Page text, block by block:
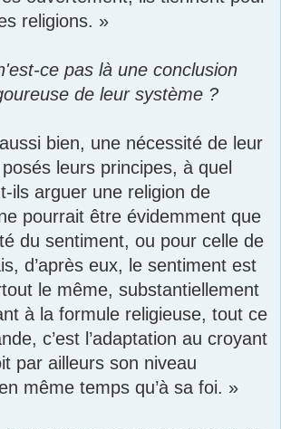
religions. »
ce pas là une conclusion
de leur système ?
bien, une nécessité de leur
leurs principes, à quel
ils arguer une religion de
pourrait être évidemment que
du sentiment, ou pour celle de
d’après eux, le sentiment est
le même, substantiellement
à la formule religieuse, tout ce
c’est l’adaptation au croyant
par ailleurs son niveau
même temps qu’à sa foi. »